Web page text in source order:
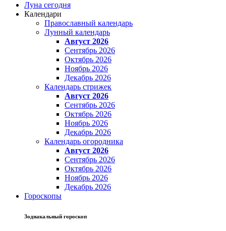
Луна сегодня
Календари
Православный календарь
Лунный календарь
Август 2026
Сентябрь 2026
Октябрь 2026
Ноябрь 2026
Декабрь 2026
Календарь стрижек
Август 2026
Сентябрь 2026
Октябрь 2026
Ноябрь 2026
Декабрь 2026
Календарь огородника
Август 2026
Сентябрь 2026
Октябрь 2026
Ноябрь 2026
Декабрь 2026
Гороскопы
Зодиакальный гороскоп